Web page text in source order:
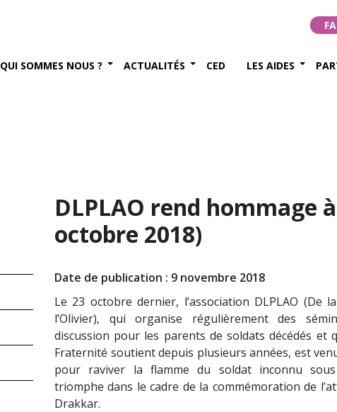
QUI SOMMES NOUS ? ACTUALITÉS CED LES AIDES
DLPLAO rend hommage
octobre 2018)
Date de publication : 9 novembre 2018
Le 23 octobre dernier, l’association DLPLAO (De
l’Olivier), qui organise régulièrement des
discussion pour les parents de soldats décédés et
Fraternité soutient depuis plusieurs années, est
pour raviver la flamme du soldat inconnu sous
triomphe dans le cadre de la commémoration de
Drakkar.